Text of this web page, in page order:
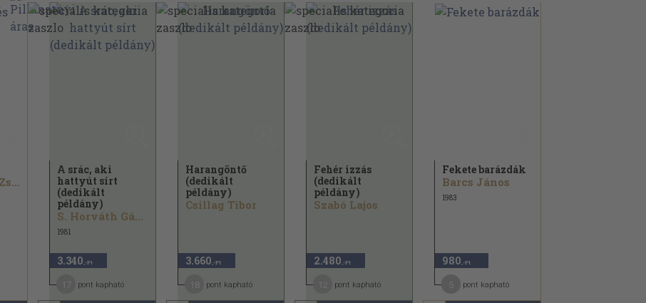
Szentpéteri Zsigmond
A srác, aki
hattyút sírt
(dedikált
példány)
S. Horváth Gábor
1981
3.340 ,-Ft
pont kapható
Harangöntő
(dedikált
példány)
Csillag Tibor
3.660 ,-Ft
pont kapható
Fehér izzás
(dedikált
példány)
Szabó Lajos
2.480 ,-Ft
pont kapható
Fekete barázdák
Barcs János
1983
980 ,-Ft
pont kapható